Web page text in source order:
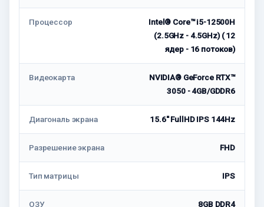
Процессор
Intel® Core™ i5-12500H
(2.5GHz - 4.5GHz) ( 12
ядер - 16 потоков)
Видеокарта
NVIDIA® GeForce RTX™
3050 - 4GB/GDDR6
Диагональ экрана 15.6'' FullHD IPS 144Hz
Разрешение экрана FHD
Тип матрицы IPS
ОЗУ 8GB DDR4